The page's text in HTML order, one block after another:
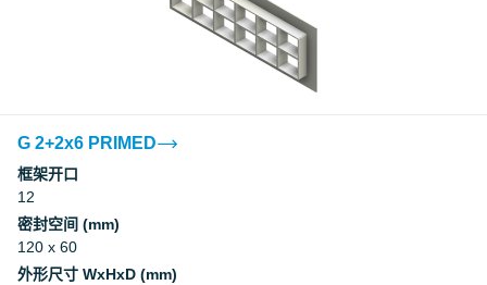
G 2+2x6 PRIMED
框架开口
12
密封空间 (mm)
120 x 60
外形尺寸 WxHxD (mm)